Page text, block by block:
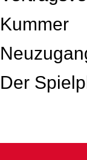
Kummer
Der